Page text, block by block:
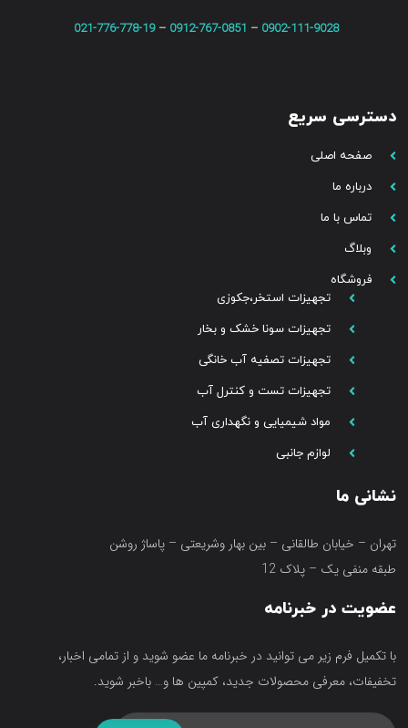
0902-111-9028
–
0912-767-0851
–
021-776-778-19
دسترسی سریع
صفحه اصلی
درباره ما
تماس با ما
وبلاگ
فروشگاه
تجهیزات استخر،جکوزی
تجهیزات سونا خشک و بخار
تجهیزات تصفیه آب خانگی
تجهیزات تست و کنترل آب
مواد شیمیایی و نگهداری آب
لوازم جانبی
نشانی ما
تهران – خیابان طالقانی – بین بهار وشریعتی – پاساژ روشن
طبقه منفی یک – پلاک 12
عضویت در خبرنامه
با تکمیل فرم زیر می توانید در خبرنامه ما عضو شوید و از تمامی اخبار،
تخفیفات، معرفی محصولات جدید، کمپین ها و… باخبر شوید.